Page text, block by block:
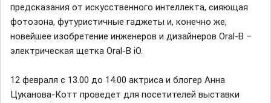
предсказания от искусственного интеллекта, сияющая
фотозона, футуристичные гаджеты и, конечно же,
новейшее изобретение инженеров и дизайнеров Oral-B –
электрическая щетка Oral-B iO.
12 февраля с 13.00 до 14.00 актриса и блогер Анна
Цуканова-Котт проведет для посетителей выставки